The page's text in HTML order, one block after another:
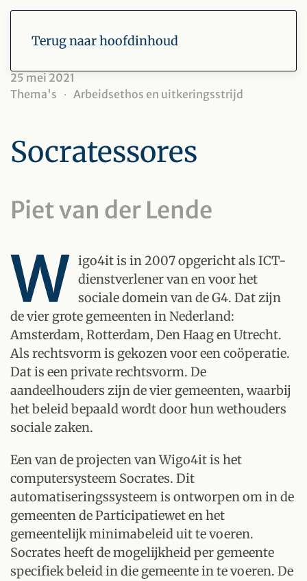
Terug naar hoofdinhoud
25 mei 2021
Thema's
Arbeidsethos en uitkeringsstrijd
Socratessores
Piet van der Lende
W igo4it is in 2007 opgericht als ICT-
dienstverlener van en voor het
sociale domein van de G4. Dat zijn
de vier grote gemeenten in Nederland:
Amsterdam, Rotterdam, Den Haag en Utrecht.
Als rechtsvorm is gekozen voor een coöperatie.
Dat is een private rechtsvorm. De
aandeelhouders zijn de vier gemeenten, waarbij
het beleid bepaald wordt door hun wethouders
sociale zaken.
Een van de projecten van Wigo4it is het
computersysteem Socrates. Dit
automatiseringssysteem is ontworpen om in de
gemeenten de Participatiewet en het
gemeentelijk minimabeleid uit te voeren.
Socrates heeft de mogelijkheid per gemeente
specifiek beleid in die gemeente in te voeren. De